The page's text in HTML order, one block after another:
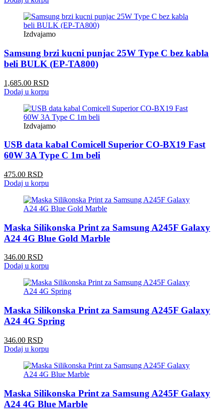
Izdvajamo
Samsung brzi kucni punjac 25W Type C bez kabla
beli BULK (EP-TA800)
1,685.00 RSD
Dodaj u korpu
Izdvajamo
USB data kabal Comicell Superior CO-BX19 Fast
60W 3A Type C 1m beli
475.00 RSD
Dodaj u korpu
Maska Silikonska Print za Samsung A245F Galaxy
A24 4G Blue Gold Marble
346.00 RSD
Dodaj u korpu
Maska Silikonska Print za Samsung A245F Galaxy
A24 4G Spring
346.00 RSD
Dodaj u korpu
Maska Silikonska Print za Samsung A245F Galaxy
A24 4G Blue Marble